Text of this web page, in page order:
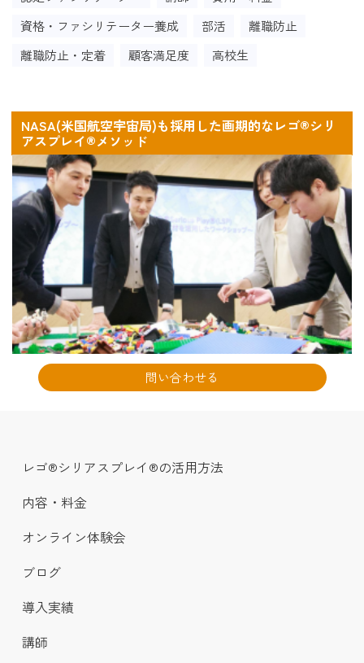
資格・ファシリテーター養成
部活
離職防止
離職防止・定着
顧客満足度 高校生
NASA(米国航空宇宙局)も採用した画期的なレゴ®シリ
アスプレイ®メソッド
問い合わせる
レゴ®シリアスプレイ®の活用方法
内容・料金
オンライン体験会
ブログ
導入実績
講師